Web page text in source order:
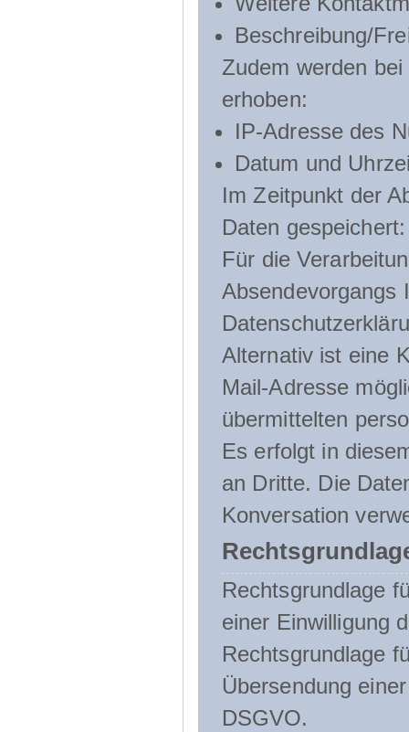
Beschreibung/
Zudem werden
erhoben:
IP-Adresse des
Datum und
Im Zeitpunkt der
Daten gespeichert:
Für die
Absendevorgangs
Alternativ ist eine
Mail-Adresse
übermittelten
Es erfolgt in
an Dritte. Die
Konversation
Rechtsgrundlage
einer Einwilligung
Rechtsgrundlage
Übersendung
DSGVO.